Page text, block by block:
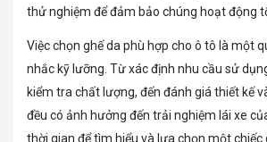
thử nghiệm để đảm bảo chúng hoạt động
Việc chọn ghế da phù hợp cho ô tô là một
nhắc kỹ lưỡng. Từ xác định nhu cầu sử
kiểm tra chất lượng, đến đánh giá thiết kế
đều có ảnh hưởng đến trải nghiệm lái xe
thời gian để tìm hiểu và lựa chọn một chiếc